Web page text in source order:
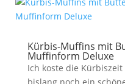
Kürbis-Muffins mit
Muffinform Deluxe
Ich koste die